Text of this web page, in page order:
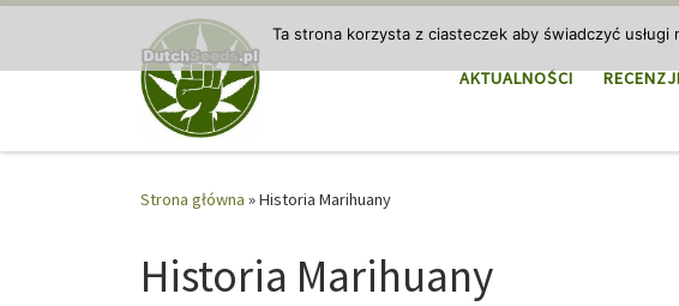
Przejdź do treści
AKTUALNOŚCI
Strona główna »Historia Marihuany
Historia Marihuany
Ta strona korzysta z ciasteczek aby świadczyć usługi